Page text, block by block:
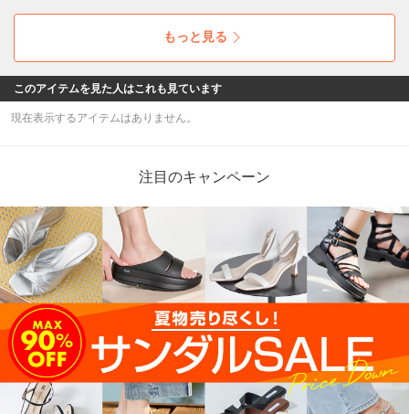
もっと見る
このアイテムを見た人はこれも見ています
現在表示するアイテムはありません。
注目のキャンペーン